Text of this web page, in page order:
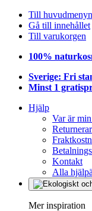
Till huvudmenyn
Gå till innehållet
Till varukorgen
100%
Sverige: Fri
Minst 1
Hjälp
Var är
Returnerar
Kontakt
Alla
Mer inspiration